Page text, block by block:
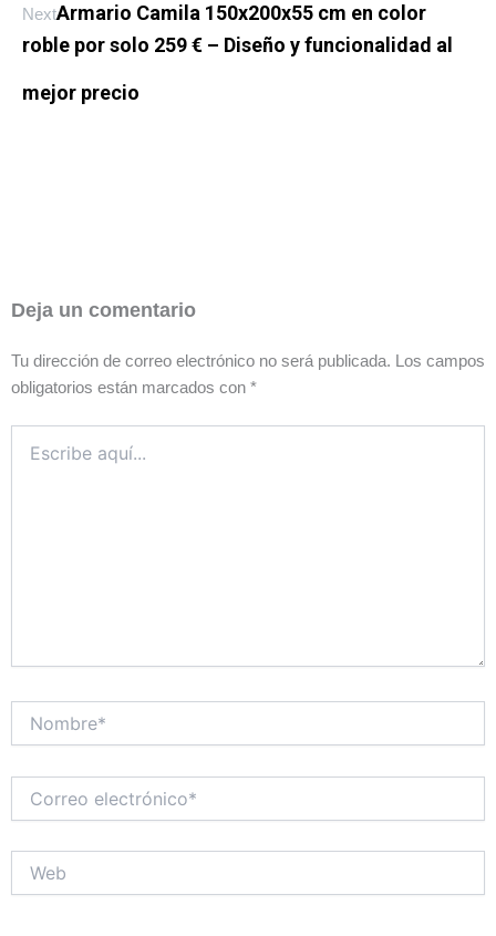
NextArmario Camila 150x200x55 cm en color
roble por solo 259 € – Diseño y funcionalidad al
mejor precio
Deja un comentario
Tu dirección de correo electrónico no será publicada.
Los campos
obligatorios están marcados con *
aquí...
electrónico*